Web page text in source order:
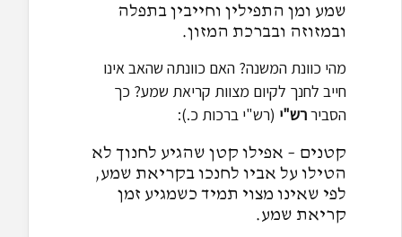
שמע ומן התפילין וחייבין בתפלה
ובמזוזה ובברכת המזון.
מהי כוונת המשנה? האם כוונתה שהאב אינו
חייב לחנך לקיום מצוות קריאת שמע? כך
הסביררש"י (רש"י ברכות כ.):
קטנים – אפילו קטן שהגיע לחנוך לא
הטילו על אביו לחנכו בקריאת שמע,
לפי שאינו מצוי תמיד כשמגיע זמן
קריאת שמע.